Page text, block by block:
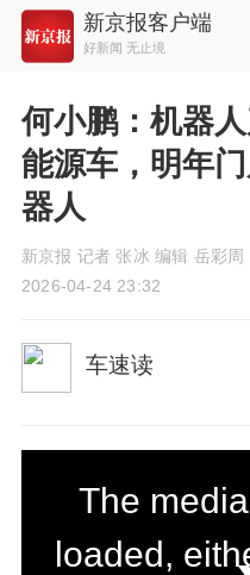
新京报客户端
好新闻 无止境
何小鹏：机器
能源车，明年
器人
新京报 记者 张冰 编辑 岳彩周
2026-04-24 23:32
车速读
The
loaded,